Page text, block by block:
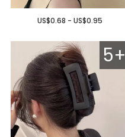
US$0.68 - US$0.95
5+